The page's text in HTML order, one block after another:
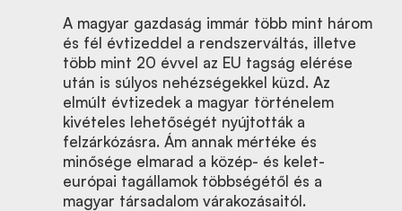
A magyar gazdaság immár több mint három
és fél évtizeddel a rendszerváltás, illetve
több mint 20 évvel az EU tagság elérése
után is súlyos nehézségekkel küzd. Az
elmúlt évtizedek a magyar történelem
kivételes lehetőségét nyújtották a
felzárkózásra. Ám annak mértéke és
minősége elmarad a közép- és kelet-
európai tagállamok többségétől és a
magyar társadalom várakozásaitól.